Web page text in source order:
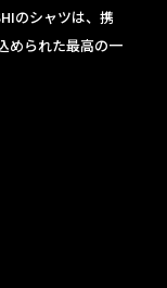
のシャツは、携
められた最高の一